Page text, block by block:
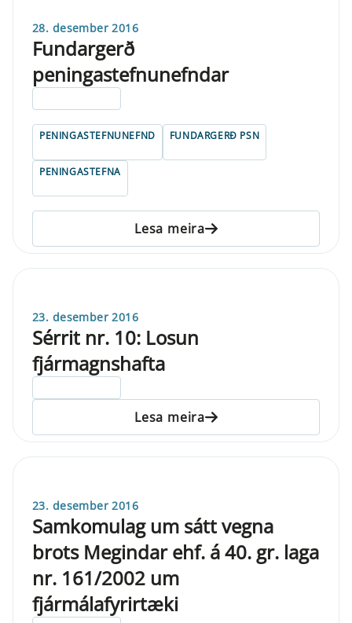
28. desember 2016
Fundargerð
peningastefnunefndar
PENINGASTEFNUNEFND FUNDARGERÐ PSN
PENINGASTEFNA
Lesa meira
23. desember 2016
Sérrit nr. 10: Losun
fjármagnshafta
Lesa meira
23. desember 2016
Samkomulag um sátt vegna
brots Megindar ehf. á 40. gr. laga
nr. 161/2002 um
fjármálafyrirtæki